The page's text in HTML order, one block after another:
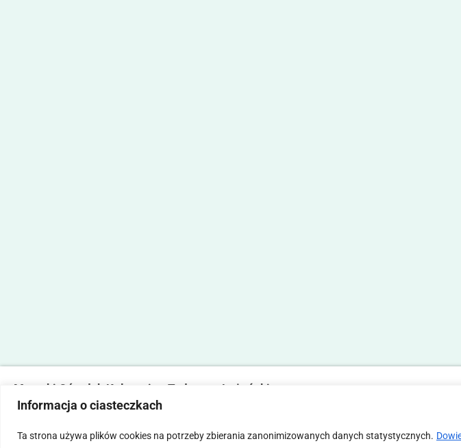
Informacja o ciasteczkach
Ta strona używa plików cookies na potrzeby zbierania zanonimizowanych danych statystycznych.
Marecki Ośrodek Kultury im. Tadeusza Lużyńskiego
ul. Fabryczna 2, 05-270 Marki